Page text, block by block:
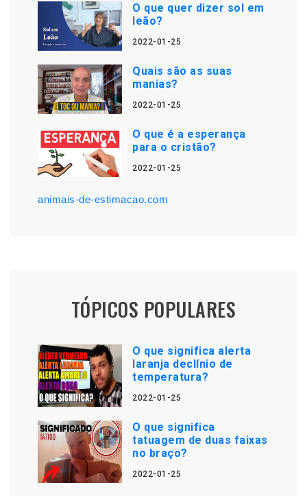
O que quer dizer sol em
leão?
2022-01-25
Quais são as suas
manias?
2022-01-25
O que é a esperança
para o cristão?
2022-01-25
animais-de-estimacao.com
TÓPICOS POPULARES
O que significa alerta
laranja declínio de
temperatura?
2022-01-25
O que significa
tatuagem de duas faixas
no braço?
2022-01-25